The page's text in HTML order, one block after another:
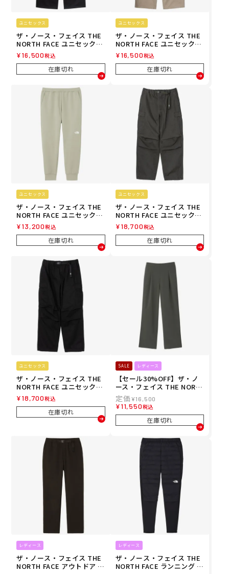
ユニセックス
ザ・ノース・フェイス THE
NORTH FACE ユニセックス
フラッシュドライチノワイ
ドパンツ ロングパンツ NB8
2631-K 26FW 秋冬
¥16,500税込
在庫切れ
ユニセックス
ザ・ノース・フェイス THE
NORTH FACE ユニセックス
フラッシュドライチノワイ
ドパンツ ロングパンツ NB8
2631-CK 26FW 秋冬
¥16,500税込
在庫切れ
ユニセックス
ザ・ノース・フェイス THE
NORTH FACE ユニセックス
モーションジョガーパンツ
ランニング ロングパンツ N
B12595-ST 26FW 秋冬
¥13,200税込
在庫切れ
ユニセックス
ザ・ノース・フェイス THE
NORTH FACE ユニセックス
ロックステディカーゴパン
ツ ウェア ボトムス ロング
パンツ 長ズボン NB32633-N
T 26FW 秋冬
¥18,700税込
在庫切れ
ユニセックス
ザ・ノース・フェイス THE
NORTH FACE ユニセックス
ロックステディカーゴパン
ツ ウェア ボトムス ロング
パンツ 長ズボン NB32633-K
26FW 秋冬
¥18,700税込
在庫切れ
SALE レディース
【セール30%OFF】ザ・ノ
ース・フェイス THE NORT
H FACE レディース TNF ビ
ー フリー パンツ TNF BE FR
EE PANT ロングパンツ NB
W32531-NT 26SS 春夏
¥16,500
¥11,550税込
在庫切れ
レディース
ザ・ノース・フェイス THE
NORTH FACE アウトドア カ
レディース
ザ・ノース・フェイス THE
NORTH FACE ランニング ト